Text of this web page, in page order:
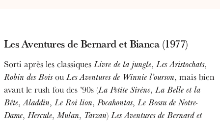
Les Aventures de Bernard et Bianca (1977)
Sorti après les classiques Livre de la jungle, Les Aristochats,
Robin des Boisou Les Aventures de Winnie l’ourson, mais bien
avant le rush fou des ’90s (La Petite Sirène, La Belle et la
Bête,Aladdin, Le Roi lion, Pocahontas, Le Bossu de Notre-
Dame, Hercule, Mulan, Tarzan) Les Aventures de Bernard et